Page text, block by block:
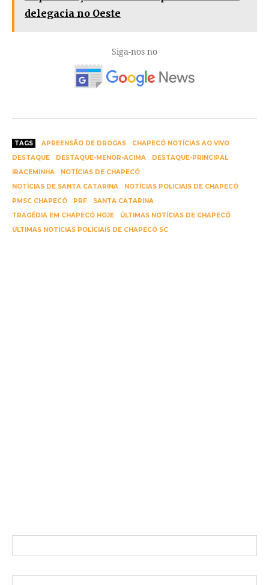
delegacia no Oeste
Siga-nos no
TAGS APREENSÃO DE DROGAS
CHAPECÓ NOTÍCIAS AO VIVO
DESTAQUE
DESTAQUE-MENOR-ACIMA
DESTAQUE-PRINCIPAL
IRACEMINHA
NOTÍCIAS DE CHAPECÓ
NOTÍCIAS DE SANTA CATARINA
NOTÍCIAS POLICIAIS DE CHAPECÓ
PMSC CHAPECÓ
PRF
SANTA CATARINA
TRAGÉDIA EM CHAPECÓ HOJE
ÚLTIMAS NOTÍCIAS DE CHAPECÓ
ÚLTIMAS NOTÍCIAS POLICIAIS DE CHAPECÓ SC